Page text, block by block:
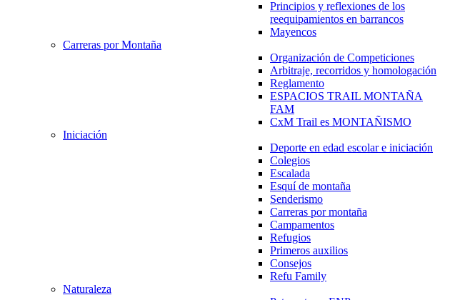
Principios y reflexiones de los
reequipamientos en barrancos
Mayencos
Carreras por Montaña
Organización de Competiciones
Arbitraje, recorridos y homologación
Reglamento
ESPACIOS TRAIL MONTAÑA
FAM
CxM Trail es MONTAÑISMO
Iniciación
Deporte en edad escolar e iniciación
Colegios
Escalada
Esquí de montaña
Senderismo
Carreras por montaña
Campamentos
Refugios
Primeros auxilios
Consejos
Refu Family
Naturaleza